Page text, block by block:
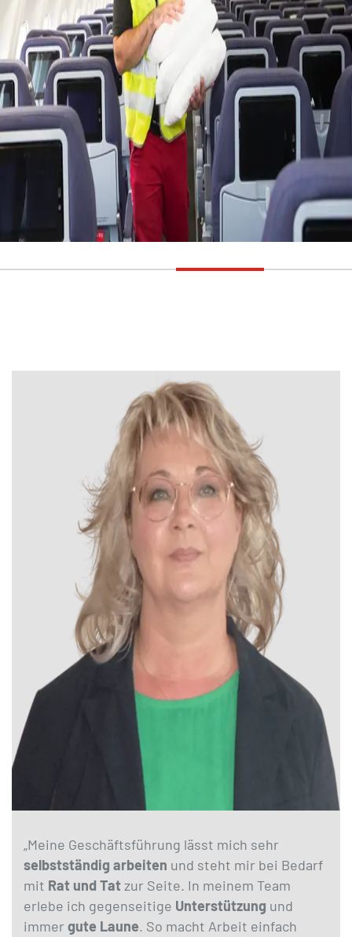
„Meine Geschäftsführung lässt mich sehr
selbstständig arbeiten und steht mir bei Bedarf
mit Rat und Tatzur Seite. In meinem Team
erlebe ich gegenseitige Unterstützung und
immer gute Laune. So macht Arbeit einfach